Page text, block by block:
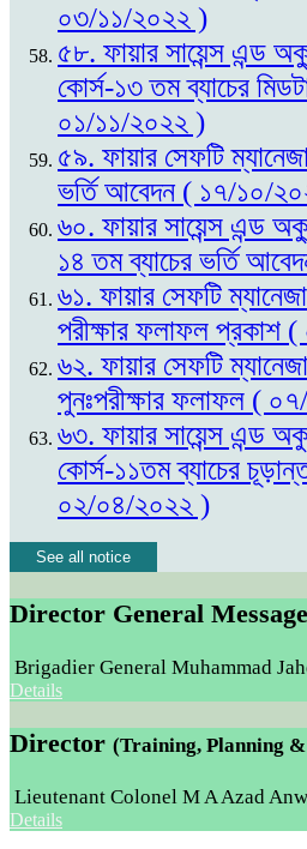
০৩/১১/২০২২ )
৫৮. ফায়ার সায়েন্স এন্ড
কোর্স-১৩ তম ব্যাচের
০১/১১/২০২২ )
৫৯. ফায়ার সেফটি
ভর্তি আবেদন ( ১৭/১০/
৬০. ফায়ার সায়েন্স এন্ড
১৪ তম ব্যাচের ভর্তি
৬১. ফায়ার সেফটি
পরীক্ষার ফলাফল
৬২. ফায়ার সেফটি
পুনঃপরীক্ষার ফলাফল (
৬৩. ফায়ার সায়েন্স এন্ড
কোর্স-১১তম ব্যাচের
০২/০৪/২০২২ )
See all notice
Director General Message
Brigadier General Muhammad
Details
Director (Training, Planning
Lieutenant Colonel M A Azad
Details